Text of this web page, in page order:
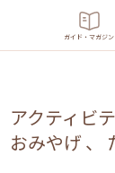
ガイド・マガジン
アクティビ
おみやげ 、